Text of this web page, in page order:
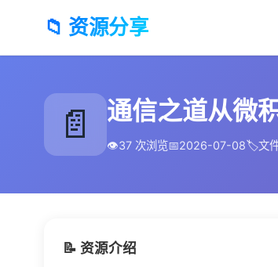
📁 资源分享
📄 通信之道从微
👁️37 次浏览📅2026-07-08🏷️文
📝 资源介绍